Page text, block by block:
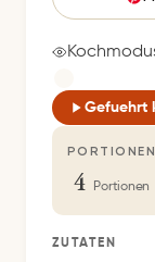
c
e
r
p
e
Gefuehrt
PORTIONEN
4 Portionen
ZUTATEN